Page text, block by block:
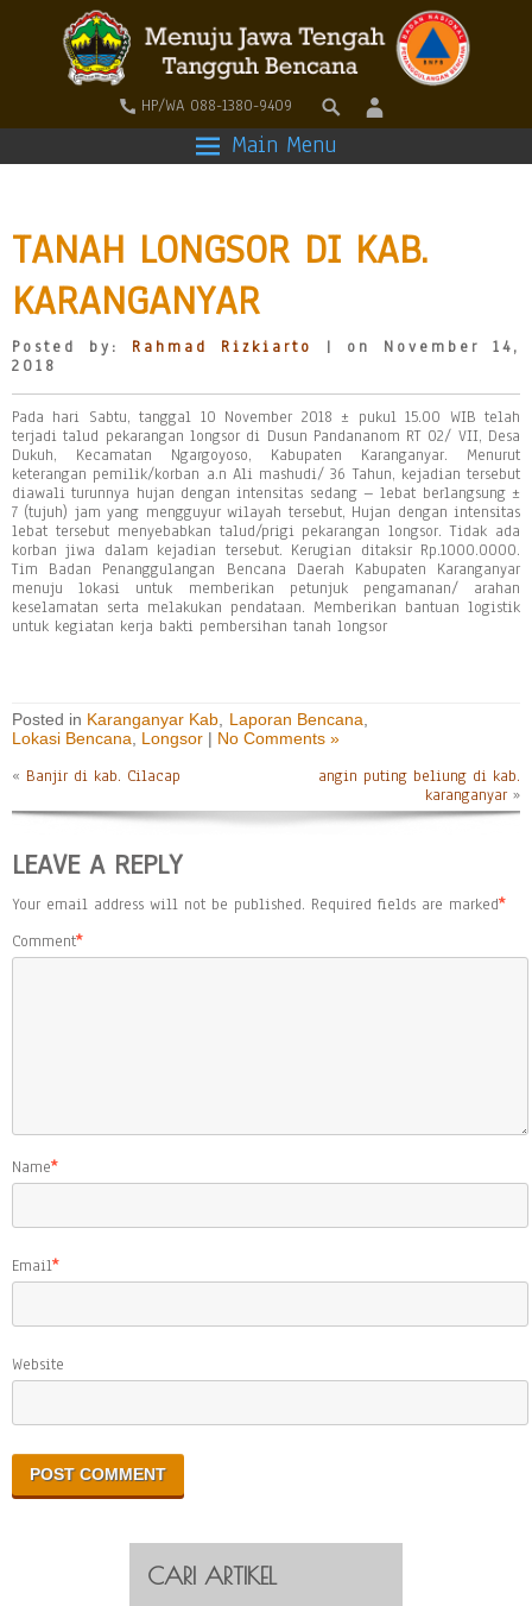
HP/WA 088-1380-9409
Main Menu
TANAH LONGSOR DI KAB.
KARANGANYAR
Posted by: Rahmad Rizkiarto
| on November 14,
2018
Pada hari Sabtu, tanggal 10 November 2018 ± pukul 15.00 WIB telah
terjadi talud pekarangan longsor di Dusun Pandananom RT 02/ VII, Desa
Dukuh, Kecamatan Ngargoyoso, Kabupaten Karanganyar. Menurut
keterangan pemilik/korban a.n Ali mashudi/ 36 Tahun, kejadian tersebut
diawali turunnya hujan dengan intensitas sedang – lebat berlangsung ±
7 (tujuh) jam yang mengguyur wilayah tersebut, Hujan dengan intensitas
lebat tersebut menyebabkan talud/prigi pekarangan longsor. Tidak ada
korban jiwa dalam kejadian tersebut. Kerugian ditaksir Rp.1000.0000.
Tim Badan Penanggulangan Bencana Daerah Kabupaten Karanganyar
menuju lokasi untuk memberikan petunjuk pengamanan/ arahan
keselamatan serta melakukan pendataan. Memberikan bantuan logistik
untuk kegiatan kerja bakti pembersihan tanah longsor
Posted in Karanganyar Kab Laporan Bencana
Lokasi Bencana
Longsor | No Comments »
« Banjir di kab. Cilacap
angin puting beliung di kab.
karanganyar »
LEAVE A REPLY
Your email address will not be published. Required fields are marked*
Comment*
Name*
Email*
Website
CARI ARTIKEL